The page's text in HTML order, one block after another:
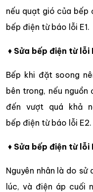
nếu quạt gió của bếp
bếp điện từ báo lỗi E1.
♦ Sửa bếp điện từ lỗi
Bếp khi đặt soong
bên trong, nếu nguồn
đến vượt quá khả
bếp điện từ báo lỗi E2.
♦ Sửa bếp điện từ lỗi
Nguyên nhân là do
lúc, và điện áp cuối